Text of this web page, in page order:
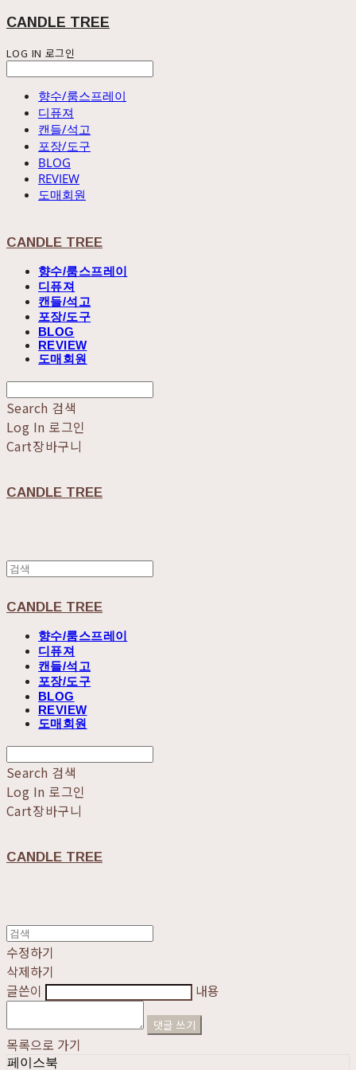
CANDLE TREE
LOG IN 로그인
향수/룸스프레이
디퓨져
캔들/석고
포장/도구
BLOG
REVIEW
도매회원
CANDLE TREE
향수/룸스프레이
디퓨져
캔들/석고
포장/도구
BLOG
REVIEW
도매회원
Search 검색
Log In 로그인
Cart장바구니
CANDLE TREE
CANDLE TREE
향수/룸스프레이
디퓨져
캔들/석고
포장/도구
BLOG
REVIEW
도매회원
Search 검색
Log In 로그인
Cart장바구니
CANDLE TREE
수정하기
삭제하기
글쓴이
내용
댓글 쓰기
목록으로 가기
페이스북